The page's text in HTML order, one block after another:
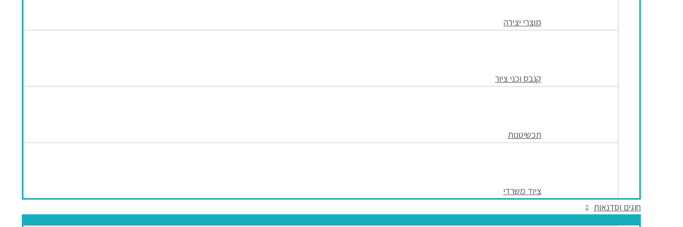
מוצרי יצירה
קנבס וכני ציור
תכשיטנות
ציוד משרדי
חוגים וסדנאות